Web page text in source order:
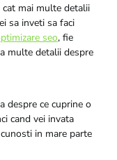
cat mai multe detalii
sa inveti sa faci
seo, fie
multe detalii despre
despre ce cuprine o
cand vei invata
in mare parte